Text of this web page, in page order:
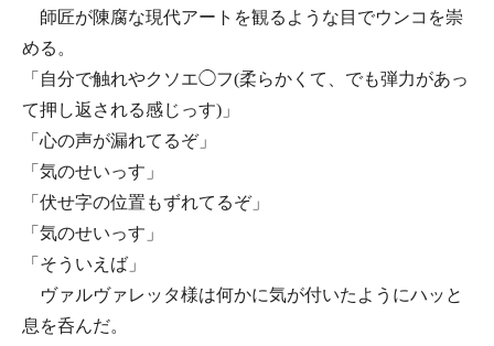
師匠が陳腐な現代アートを観るような目でウンコを崇
める。
「自分で触れやクソエ◯フ(柔らかくて、でも弾力があっ
て押し返される感じっす)」
「心の声が漏れてるぞ」
「気のせいっす」
「伏せ字の位置もずれてるぞ」
「気のせいっす」
「そういえば」
ヴァルヴァレッタ様は何かに気が付いたようにハッと
息を呑んだ。